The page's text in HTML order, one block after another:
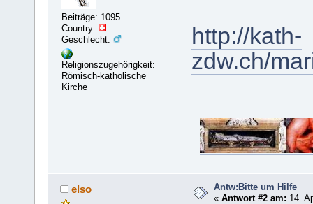
Beiträge: 1095
Country:
Geschlecht:
Religionszugehörigkeit:
Römisch-katholische
Kirche
http://kath-
zdw.ch/
elso
Antw:Bitte um Hilfe
«Antwort #2 am: 14.